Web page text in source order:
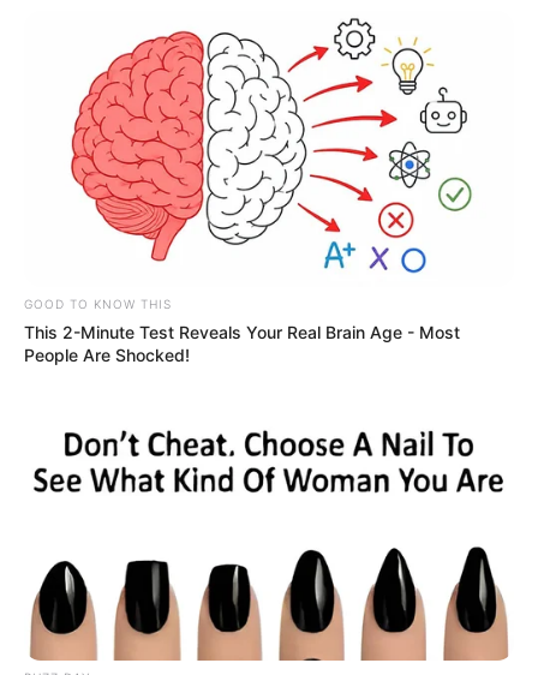
GOOD TO KNOW THIS
This 2-Minute Test Reveals Your Real Brain Age - Most
People Are Shocked!